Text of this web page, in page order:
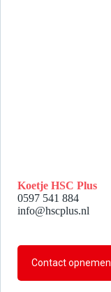
Koetje HSC Plus
0597 541 884
info@hscplus.nl
Contact opnemen